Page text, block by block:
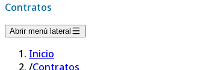
Contratos
Abrir menú lateral
Inicio
/Contratos